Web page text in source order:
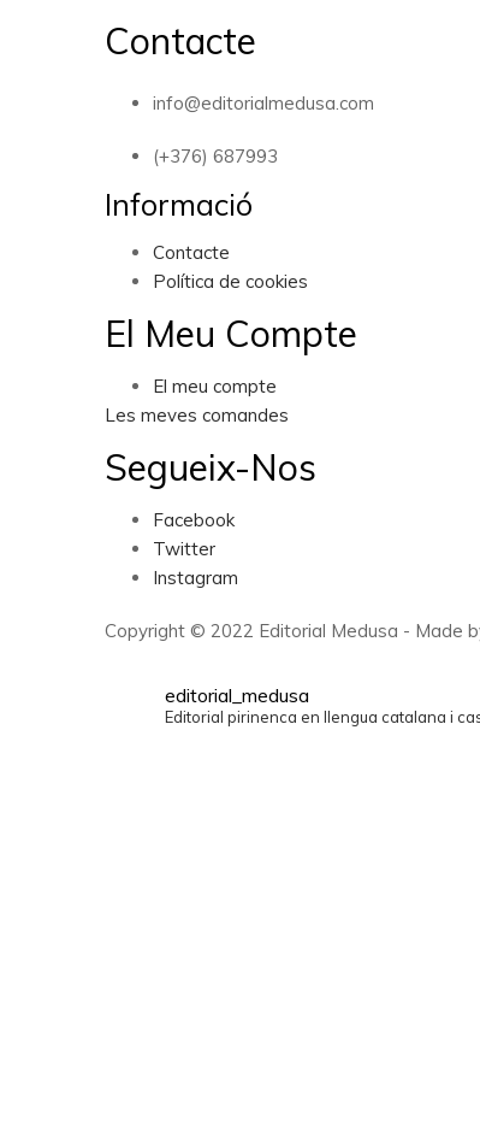
Contacte
info@editorialmedusa.com
(+376) 687993
Informació
Contacte
Política de cookies
El Meu Compte
El meu compte
Les meves comandes
Segueix-Nos
Facebook
Twitter
Instagram
Copyright © 2022 Editorial Medusa - Made
editorial_medusa
Editorial pirinenca en llengua catalana i